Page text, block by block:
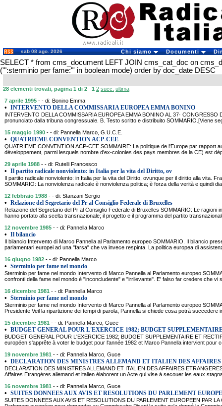
sab 08 ago. 2026 Chi siamo Documenti
SELECT * from cms_document LEFT JOIN cms_cat_doc on
('":sterminio per fame:"' in boolean mode) order by doc_date DESC
28 elementi trovati, pagina 1 di 2 1 2 succ. ultima
7 aprile 1995 - - di: Bonino Emma
• INTERVENTO DELLA COMMISSARIA EUROPEA EMMA BONINO
INTERVENTO DELLA COMMISSARIA EUROPEA EMMA BONINO AL 37· CONGRESSO
pronunciato dalla tribuna congressuale. B. Testo scritto e distribuito SOMMARIO.[Viene
15 maggio 1990 - - di: Pannella Marco, G.U.C.E.
• QUATRIEME CONVENTION ACP-CEE
QUATRIEME CONVENTION ACP-CEE SOMMAIRE: La politique de l'Europe par rapport
développement, parmi lesquels nombre d'ex-colonies des pays membres de la CE) est
29 aprile 1988 - - di: Rutelli Francesco
• Il partito radicale nonviolento: in Italia per la vita del Diritto, ov
Il partito radicale nonviolento: in Italia per la vita del Diritto, ovunque per il diritto alla vita.
SOMMARIO: La nonviolenza radicale è nonviolenza politica; è forza della verità e quindi
12 febbraio 1988 - - di: Stanzani Sergio
• Relazione del Segretario del Pr al Consiglio Federale di Bruxelles
Relazione del Segretario del Pr al Consiglio Federale di Bruxelles SOMMARIO: Le ragioni
hanno portato alla scelta transnazionale; il progetto e il programma del partito
12 novembre 1985 - - di: Pannella Marco
• Il bilancio
Il bilancio Intervento di Marco Pannella al Parlamento europeo SOMMARIO. Il bilancio
parlamentari europei ad una "farsa" che va invece respinta. La politica europea di
16 giugno 1982 - - di: Pannella Marco
• Sterminio per fame nel mondo
Sterminio per fame nel mondo Intervento di Marco Pannella al Parlamento europeo
confronti della fame nel mondo è "inconcludente" e "irrilevante". E' falso far credere che vi
16 dicembre 1981 - - di: Pannella Marco
• Sterminio per fame nel mondo
Sterminio per fame nel mondo Intervento di Marco Pannella al Parlamento europeo
Presidente Veil la ripartizione dei tempi di parola, Pannella si chiede cosa potrà succedere
15 dicembre 1981 - - di: Pannella Marco, Guce
• BUDGET GENERAL POUR L'EXERCICE 1982; BUDGET
BUDGET GENERAL POUR L'EXERCICE 1982; BUDGET SUPPLEMENTAIRE ET
européen s'apprête à voter le budget pour l'année 1982 et Marco Pannella intervient pour
19 novembre 1981 - - di: Pannella Marco, Guce
• DECLARATION DES MINISTRES ALLEMAND ET ITALIEN DES AFFAIRES
DECLARATION DES MINISTRES ALLEMAND ET ITALIEN DES AFFAIRES
Affaires Etrangères allemand et italien élaborent un Acte qui vise à secouer les eaux
16 novembre 1981 - - di: Pannella Marco, Guce
• SUITES DONNEES AUX AVIS ET RESOLUTIONS DU PARLEMENT
SUITES DONNEES AUX AVIS ET RESOLUTIONS DU PARLEMENT EUROPEEN PAR